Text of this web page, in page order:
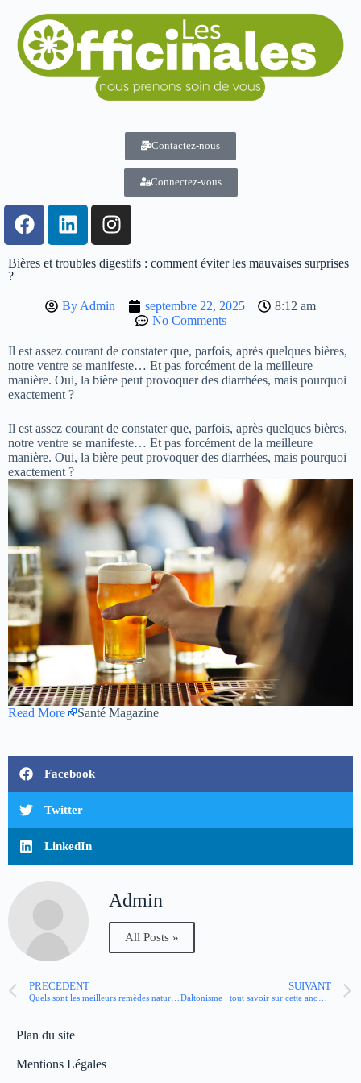
Contactez-nous
Connectez-vous
Bières et troubles digestifs : comment éviter les mauvaises surprises
?
By Admin septembre 22, 2025
8:12 am
No Comments
Il est assez courant de constater que, parfois, après quelques bières,
notre ventre se manifeste… Et pas forcément de la meilleure
manière. Oui, la bière peut provoquer des diarrhées, mais pourquoi
exactement ?
Il est assez courant de constater que, parfois, après quelques bières,
notre ventre se manifeste… Et pas forcément de la meilleure
manière. Oui, la bière peut provoquer des diarrhées, mais pourquoi
exactement ?
Read More Santé Magazine
Facebook
Twitter
LinkedIn
Admin
All Posts »
PRÉCÉDENT SUIVANT
Plan du site
Mentions Légales